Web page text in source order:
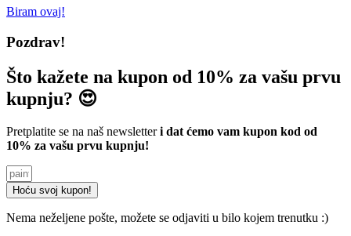
Biram ovaj!
Pozdrav!
Što kažete na kupon od 10% za vašu prvu
kupnju? 😍
Pretplatite se na naš newsletteri dat ćemo vam kupon kod od
10% za vašu prvu kupnju!
Hoću svoj kupon!
Nema neželjene pošte, možete se odjaviti u bilo kojem trenutku :)